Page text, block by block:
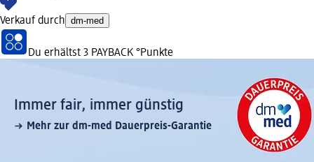
Verkauf durch dm-med
Du erhältst 3 PAYBACK °Punkte
Immer fair,­ immer günstig
Mehr zur dm-med Dauerpreis-Garantie